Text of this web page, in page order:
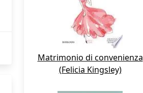
Matrimonio di convenienza
(Felicia Kingsley)